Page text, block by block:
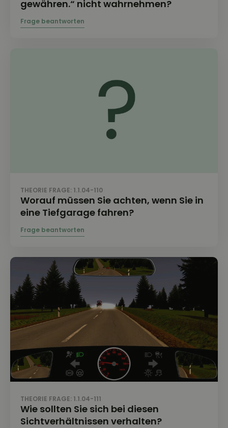
gewähren.“ nicht wahrnehmen?
THEORIE FRAGE: 1.1.04-110
Worauf müssen Sie achten, wenn Sie in
eine Tiefgarage fahren?
THEORIE FRAGE: 1.1.04-111
Wie sollten Sie sich bei diesen
Sichtverhältnissen verhalten?